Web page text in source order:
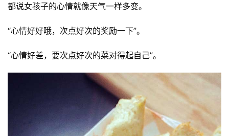
都说女孩子的心情就像天气一样多变。
“心情好好哦，次点好次的奖励一下”。
“心情好差，要次点好次的菜对得起自己”。